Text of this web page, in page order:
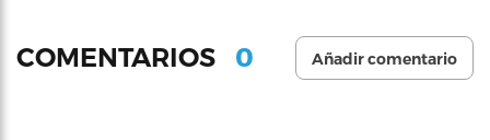
COMENTARIOS 0 Añadir comentario